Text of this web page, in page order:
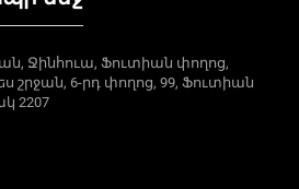
Ջինհուա, Ֆուտիան փողոց,
շրջան, 6-րդ փողոց, 99, Ֆուտիան
2207